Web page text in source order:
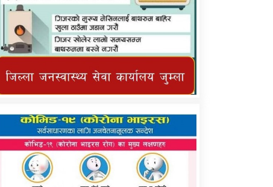
तातोपानी गाउँपालिका जुम्लाको महिनावारी